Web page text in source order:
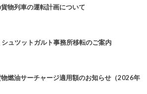
物列車の運転計画について
ュツットガルト事務所移転のご案内
燃油サーチャージ適用額のお知らせ（2026年